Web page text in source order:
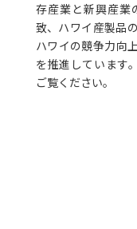
存産業と新興産業
致、ハワイ産製品
ハワイの競争力向
を推進しています
ご覧ください。